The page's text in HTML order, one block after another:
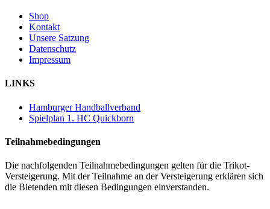
Shop
Kontakt
Unsere Satzung
Datenschutz
Impressum
LINKS
Hamburger Handballverband
Spielplan 1. HC Quickborn
Teilnahmebedingungen
Die nachfolgenden Teilnahmebedingungen gelten für die Trikot-
Versteigerung. Mit der Teilnahme an der Versteigerung erklären sich
die Bietenden mit diesen Bedingungen einverstanden.